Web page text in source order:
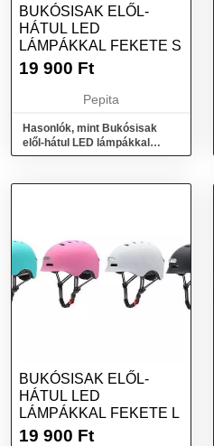
BUKÓSISAK ELŐL-
HÁTUL LED
LÁMPÁKKAL FEKETE S
19 900 Ft
Pepita
Hasonlók, mint Bukósisak
elől-hátul LED lámpákkal
FEKETE S
BUKÓSISAK ELŐL-
HÁTUL LED
LÁMPÁKKAL FEKETE L
19 900 Ft